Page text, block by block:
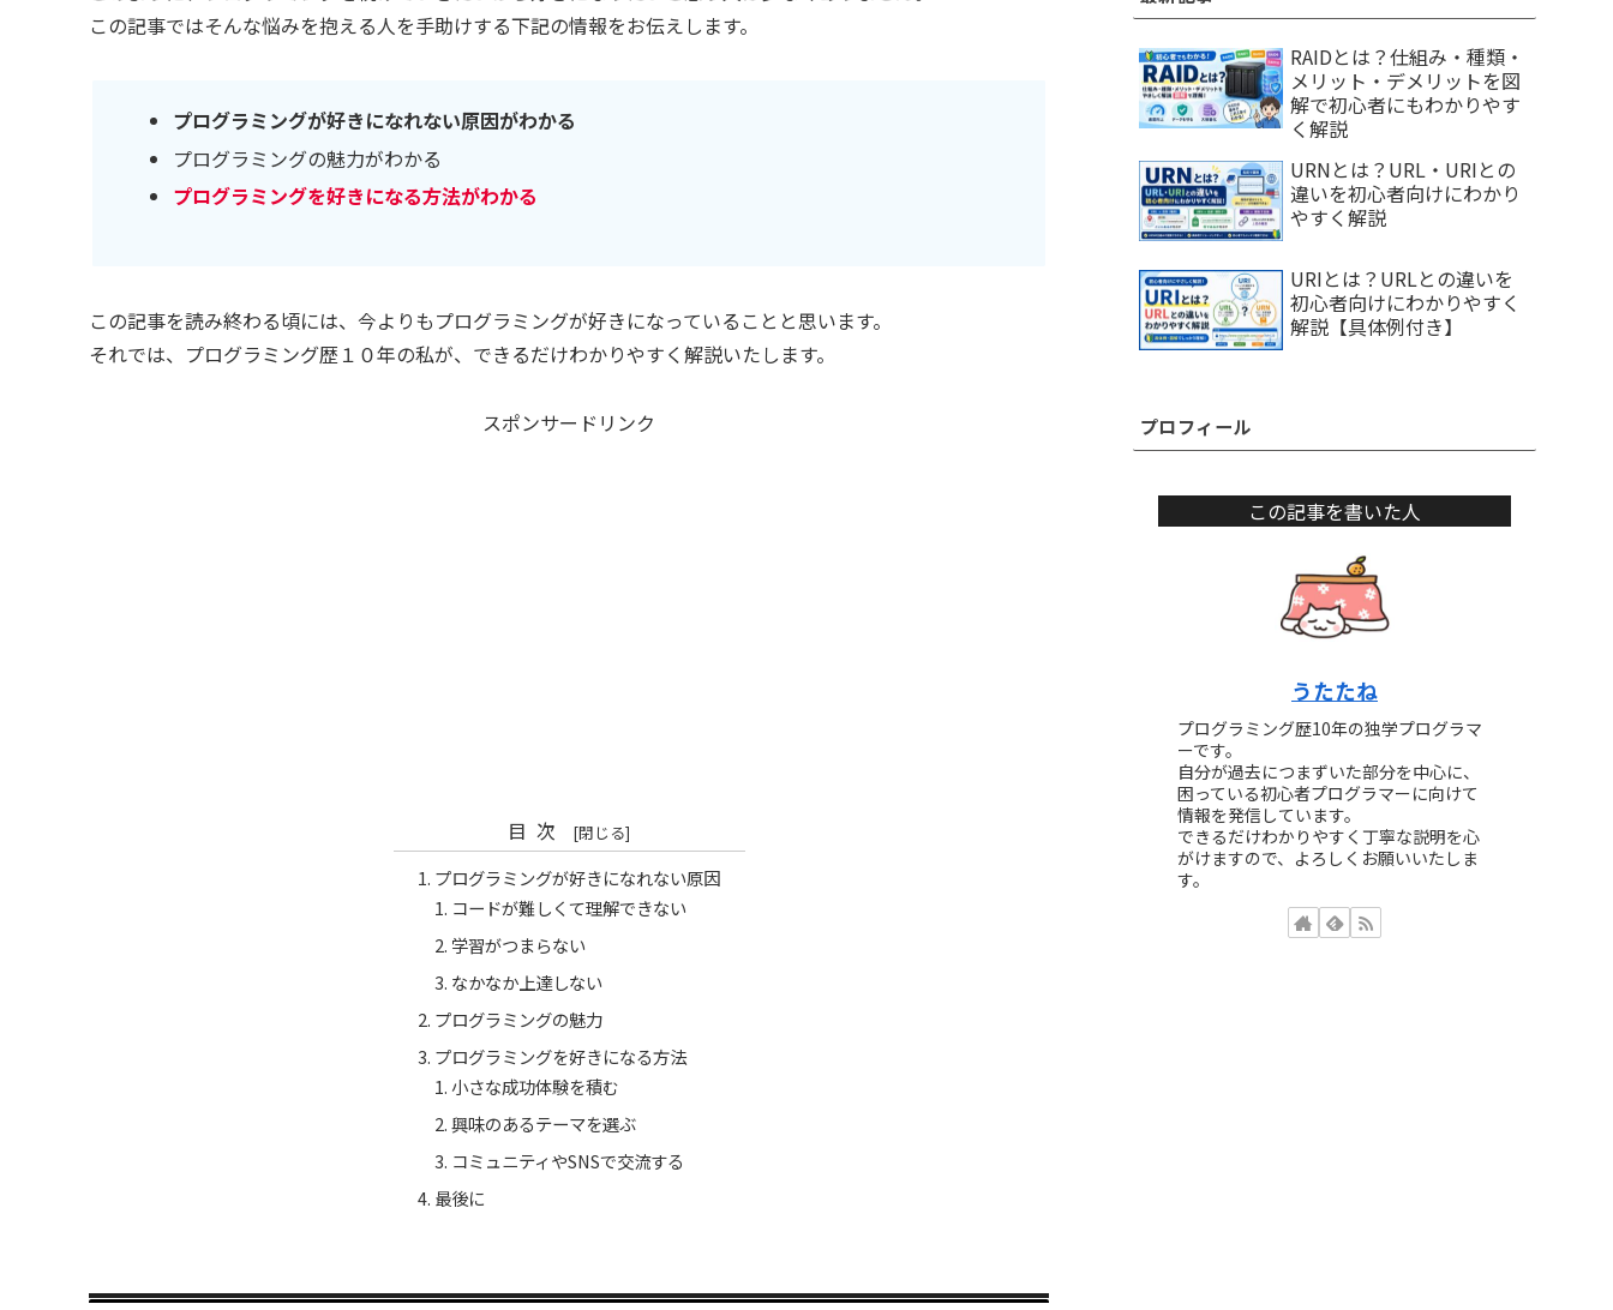
この記事ではそんな悩みを抱える人を手助けする下記の情報をお伝えします。
プログラミングが好きになれない原因がわかる
プログラミングの魅力がわかる
プログラミングを好きになる方法がわかる
この記事を読み終わる頃には、今よりもプログラミングが好きになっていることと思います。
それでは、プログラミング歴１０年の私が、できるだけわかりやすく解説いたします。
スポンサードリンク
目次
プログラミングが好きになれない原因
コードが難しくて理解できない
学習がつまらない
なかなか上達しない
プログラミングの魅力
プログラミングを好きになる方法
小さな成功体験を積む
興味のあるテーマを選ぶ
コミュニティやSNSで交流する
最後に
RAIDとは？仕組み・種類・
メリット・デメリットを図
解で初心者にもわかりやす
く解説
URNとは？URL・URIとの
違いを初心者向けにわかり
やすく解説
URIとは？URLとの違いを
初心者向けにわかりやすく
解説【具体例付き】
プロフィール
この記事を書いた人
うたたね
プログラミング歴10年の独学プログラマ
ーです。
自分が過去につまずいた部分を中心に、
困っている初心者プログラマーに向けて
情報を発信しています。
できるだけわかりやすく丁寧な説明を心
がけますので、よろしくお願いいたしま
す。